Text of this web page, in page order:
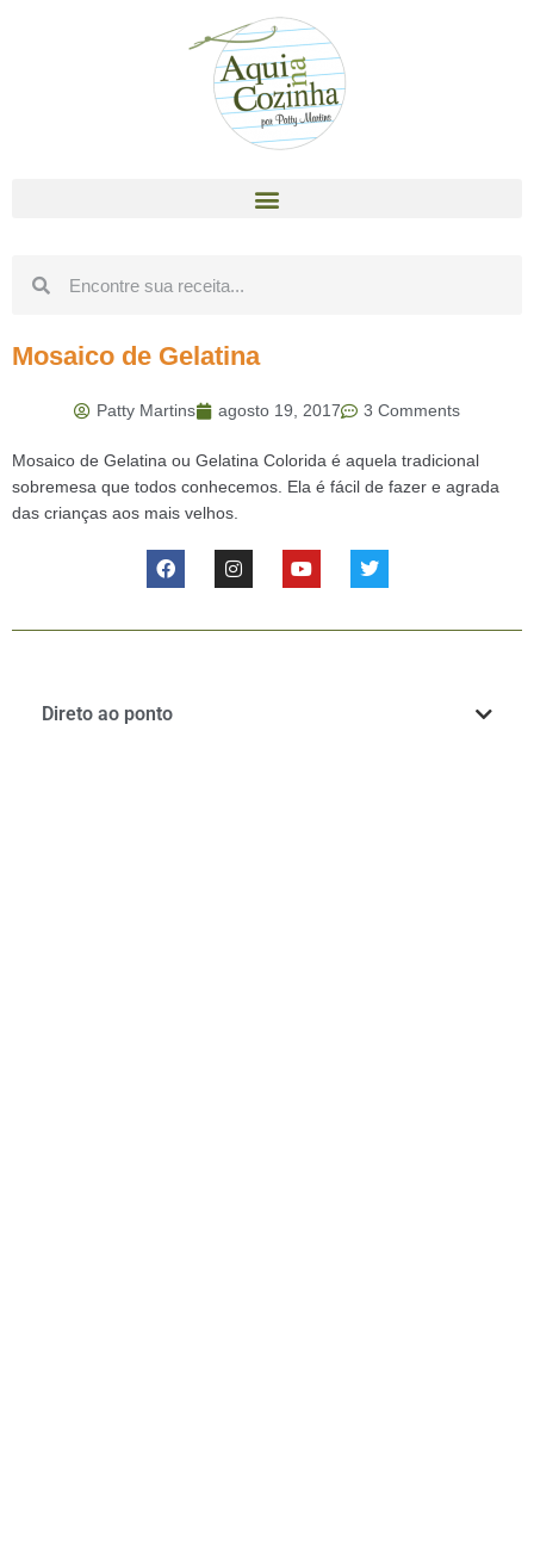
Mosaico de Gelatina
Patty Martins agosto 19, 2017 3 Comments
Mosaico de Gelatina ou Gelatina Colorida é aquela tradicional
sobremesa que todos conhecemos. Ela é fácil de fazer e agrada
das crianças aos mais velhos.
Direto ao ponto